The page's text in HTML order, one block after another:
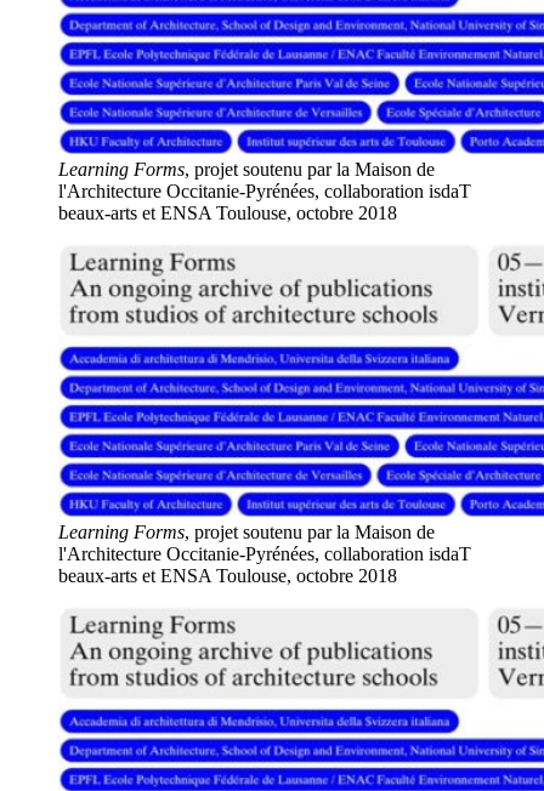
Learning Forms, projet soutenu par la Maison de
l'Architecture Occitanie-Pyrénées, collaboration isdaT
beaux-arts et ENSA Toulouse, octobre 2018
Learning Forms, projet soutenu par la Maison de
l'Architecture Occitanie-Pyrénées, collaboration isdaT
beaux-arts et ENSA Toulouse, octobre 2018